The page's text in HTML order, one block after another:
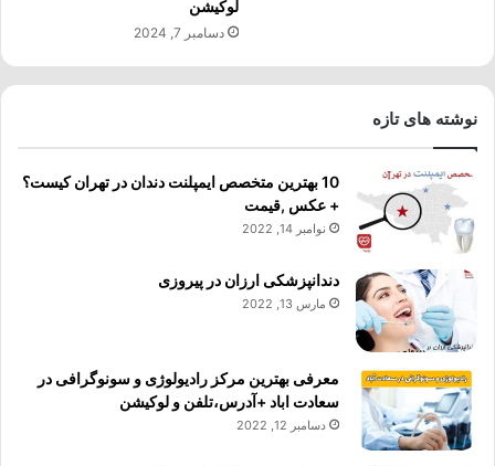
لوکیشن
دسامبر 7, 2024
نوشته های تازه
10 بهترین متخصص ایمپلنت دندان در تهران کیست؟
+ عکس ,قیمت
نوامبر 14, 2022
دندانپزشکی ارزان در پیروزی
مارس 13, 2022
معرفی بهترین مرکز رادیولوژی و سونوگرافی در
سعادت اباد +آدرس،تلفن و لوکیشن
دسامبر 12, 2022